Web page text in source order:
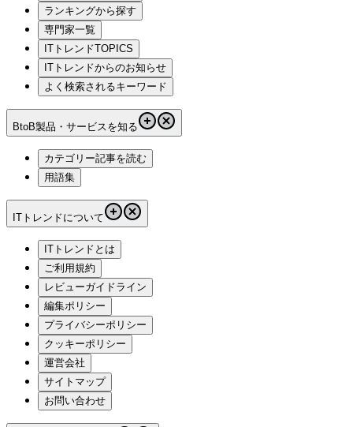
ランキングから探す
専門家一覧
ITトレンドTOPICS
ITトレンドからのお知らせ
よく検索されるキーワード
BtoB製品・サービスを知る
カテゴリー記事を読む
用語集
ITトレンドについて
ITトレンドとは
ご利用規約
レビューガイドライン
編集ポリシー
プライバシーポリシー
クッキーポリシー
運営会社
サイトマップ
お問い合わせ